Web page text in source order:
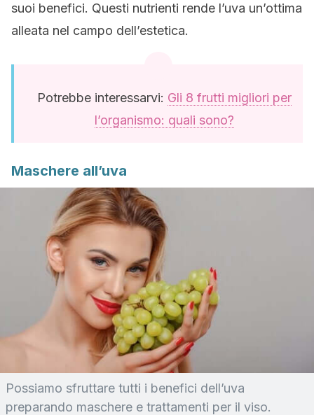
suoi benefici. Questi nutrienti rende l’uva un’ottima
alleata nel campo dell’estetica.
Potrebbe interessarvi: Gli 8 frutti migliori per
l’organismo: quali sono?
Maschere all’uva
Possiamo sfruttare tutti i benefici dell’uva
preparando maschere e trattamenti per il viso.